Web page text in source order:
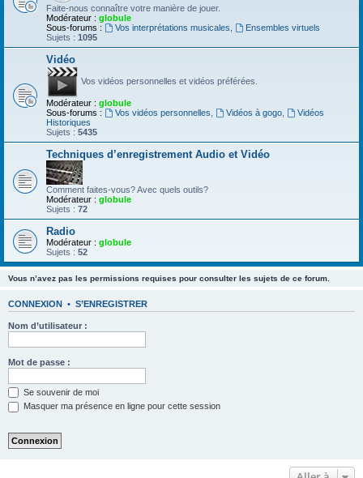
Faite-nous connaître votre manière de jouer.
Modérateur : globule
Sous-forums :
Vos interprétations musicales
Ensembles virtuels
Sujets : 1095
Vidéo
Vos vidéos personnelles et vidéos préférées.
Modérateur : globule
Sous-forums :
Vos vidéos personnelles Vidéos à gogo,
Vidéos
Historiques
Sujets : 5435
Techniques d’enregistrement Audio et Vidéo
Comment faites-vous? Avec quels outils?
Modérateur : globule
Sujets : 72
Radio
Modérateur : globule
Sujets : 52
Vous n’avez pas les permissions requises pour consulter les sujets de ce forum.
CONNEXION • S’ENREGISTRER
Nom d’utilisateur :
Mot de passe :
Se souvenir de moi
Masquer ma présence en ligne pour cette session